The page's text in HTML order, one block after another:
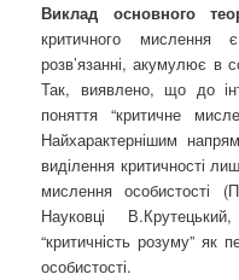
Виклад основного
критичного
розв’язанні, акумулює в
Так, виявлено, що до
поняття “критичне
Найхарактернішим
виділення критичності
мислення
Науковці
“критичність розуму” як
особистості.